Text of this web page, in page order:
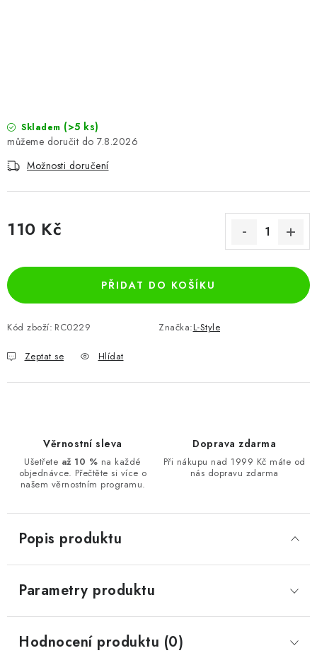
POUZDRA
Kontakty Hodnocení obchodu
Skladem (>5 ks)
7.8.2026
Možnosti doručení
110 Kč
PŘIDAT DO KOŠÍKU
Kód zboží: RC0229 Značka:L-Style
Zeptat se Hlídat
Věrnostní sleva
Ušetřete až 10 % na každé
objednávce. Přečtěte si více o
našem věrnostním programu.
Doprava zdarma
Při nákupu nad 1999 Kč máte od
nás dopravu zdarma
Popis produktu
Parametry produktu
Hodnocení produktu (0)